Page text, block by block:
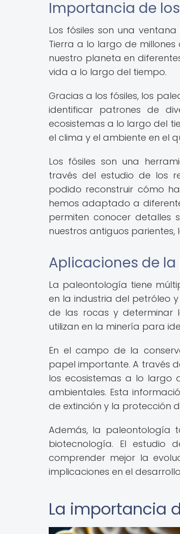
Importancia de
Los fósiles son una
Tierra a lo largo de
nuestro planeta en
vida a lo largo del tiempo.
Gracias a los fósiles, los
identificar patrones de
ecosistemas a lo largo del
el clima y el ambiente en el
Los fósiles son una
través del estudio de los
podido reconstruir cómo
hemos adaptado a
permiten conocer
nuestros antiguos
Aplicaciones de
La paleontología tiene
en la industria del petróleo
de las rocas y determinar
utilizan en la minería para
En el campo de la
papel importante. A través
los ecosistemas a lo largo
ambientales. Esta
de extinción y la protección
Además, la paleontología
biotecnología. El estudio
comprender mejor la
implicaciones en el
La importancia